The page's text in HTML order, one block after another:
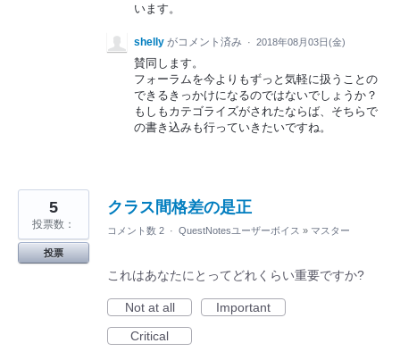
います。
shelly がコメント済み · 2018年08月03日(金)
賛同します。
フォーラムを今よりもずっと気軽に扱うことの
できるきっかけになるのではないでしょうか？
もしもカテゴライズがされたならば、そちらで
の書き込みも行っていきたいですね。
クラス間格差の是正
5
投票数：
投票
コメント数 2 · QuestNotesユーザーボイス » マスター
これはあなたにとってどれくらい重要ですか?
Not at all
Important
Critical